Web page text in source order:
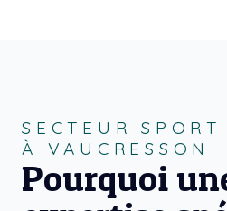
SECTEUR
À VAUCRESSON
Pourquoi